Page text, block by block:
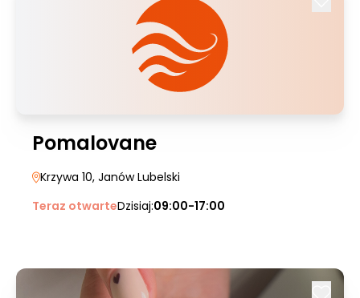
Pomalovane
Krzywa 10, Janów Lubelski
Teraz otwarteDzisiaj:09:00-17:00